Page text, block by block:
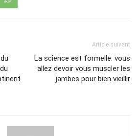
Article suivant
La science est formelle: vous
allez devoir vous muscler les
jambes pour bien vieillir